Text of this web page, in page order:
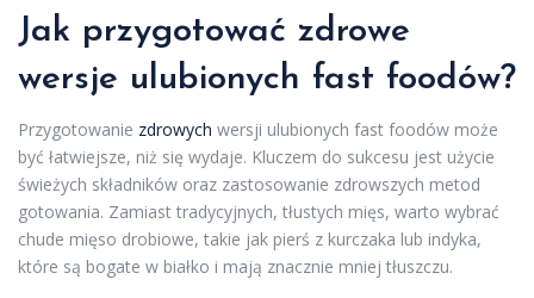
Jak przygotować zdrowe
wersje ulubionych fast foodów?
Przygotowanie zdrowych wersji ulubionych fast foodów może
być łatwiejsze, niż się wydaje. Kluczem do sukcesu jest użycie
świeżych składników oraz zastosowanie zdrowszych metod
gotowania. Zamiast tradycyjnych, tłustych mięs, warto wybrać
chude mięso drobiowe, takie jak pierś z kurczaka lub indyka,
które są bogate w białko i mają znacznie mniej tłuszczu.